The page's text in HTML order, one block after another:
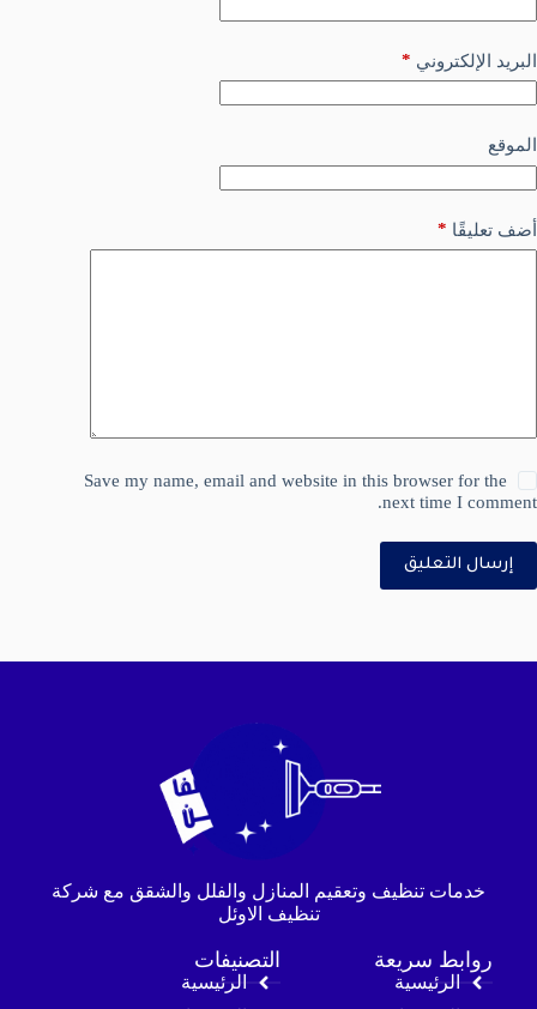
البريد الإلكتروني *
الموقع
أضف تعليقًا *
Save my name, email and website in this browser for the
next time I comment.
إرسال التعليق
خدمات تنظيف وتعقيم المنازل والفلل والشقق مع شركة
تنظيف الاوئل
روابط سريعة
الرئيسية
التصنيفات
الرئيسية